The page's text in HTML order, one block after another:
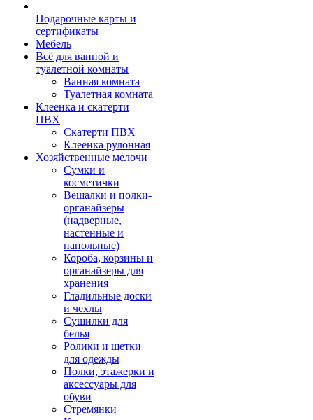
Подарочные карты и
сертификаты
Мебель
Всё для ванной и
туалетной комнаты
Ванная комната
Туалетная комната
Клеенка и скатерти
ПВХ
Скатерти ПВХ
Клеенка рулонная
Хозяйственные мелочи
Сумки и
косметички
Вешалки и полки-
органайзеры
(надверные,
настенные и
напольные)
Короба, корзины и
органайзеры для
хранения
Гладильные доски
и чехлы
Сушилки для
белья
Ролики и щетки
для одежды
Полки, этажерки и
аксессуары для
обуви
Стремянки